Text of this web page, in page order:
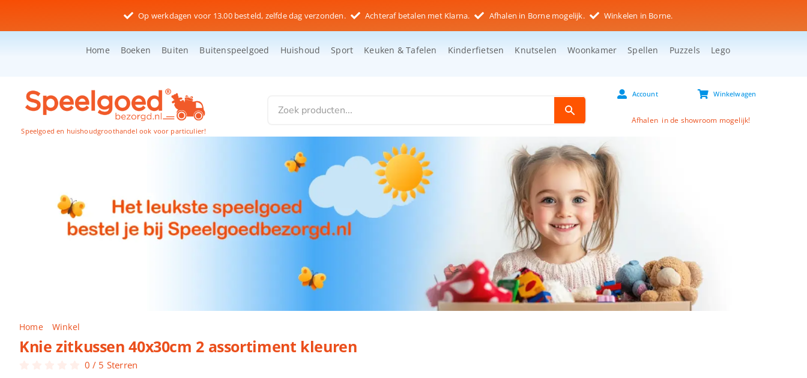
inhoud
Op werkdagen voor 13.00 besteld, zelfde dag verzonden. Achteraf betalen met Klarna. Afhalen in Borne mogelijk. Winkelen in Borne.
Home Boeken Buiten Buitenspeelgoed Huishoud Sport Keuken & Tafelen Kinderfietsen Knutselen Woonkamer Spellen Puzzels Lego
Speelgoed en huishoudgroothandel ook voor particulier!
Account Winkelwagen
Afhalen in de showroom mogelijk!
Home Winkel
Knie zitkussen 40x30cm 2 assortiment kleuren
0 / 5 Sterren